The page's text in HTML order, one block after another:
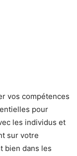
vos compétences
pour
les individus et
sur votre
bien dans les